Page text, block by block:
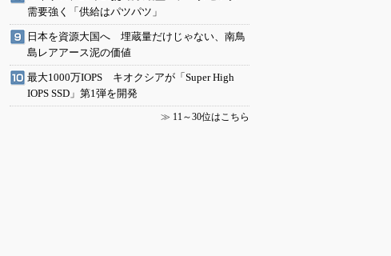
需要強く「供給はパツパツ」
日本を資源大国へ 埋蔵量だけじゃない、南鳥
島レアアース泥の価値
最大1000万IOPS キオクシアが「Super High
IOPS SSD」第1弾を開発
≫ 11～30位はこちら